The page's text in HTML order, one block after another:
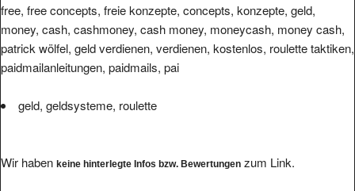
free, free concepts, freie konzepte, concepts, konzepte, geld,
money, cash, cashmoney, cash money, moneycash, money cash,
patrick wölfel, geld verdienen, verdienen, kostenlos, roulette taktiken,
paidmailanleitungen, paidmails, pai
geld, geldsysteme, roulette
Wir haben keine hinterlegte Infos bzw. Bewertungen zum Link.